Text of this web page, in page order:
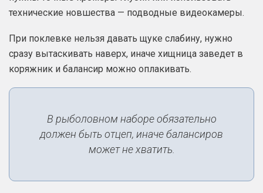
технические новшества — подводные видеокамеры.
При поклевке нельзя давать щуке слабину, нужно
сразу вытаскивать наверх, иначе хищница заведет в
коряжник и балансир можно оплакивать.
В рыболовном наборе обязательно
должен быть отцеп, иначе балансиров
может не хватить.